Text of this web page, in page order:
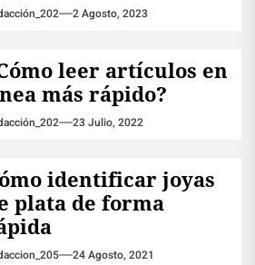
2 Agosto, 2023
leer artículos en
más rápido?
23 Julio, 2022
identificar joyas
plata de forma
24 Agosto, 2021